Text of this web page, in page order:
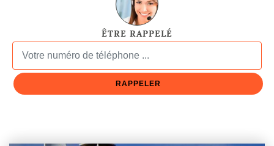
ÊTRE RAPPELÉ